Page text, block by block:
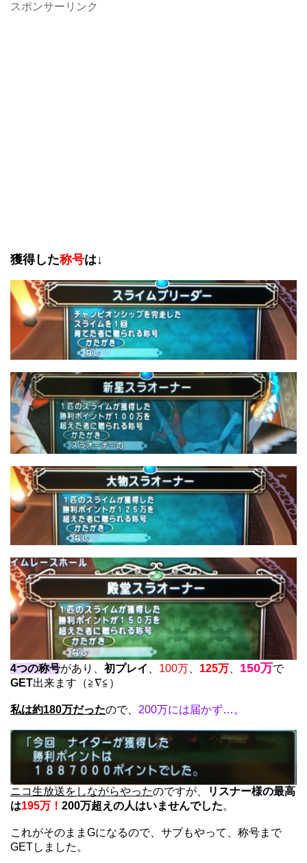
スポンサーリンク
獲得した称号は↓
4つの称号があり、 初プレイ 100万 125万 150万で
GET出来ます（≧∇≦）
私は約180万だったので、 200万には届かず…。
ニコ生放送をしながらやったのですが、
リスナー様の最高
は195万！ 200万超えの人はいませんでした。
これがそのままGになるので、サブもやって、称号まで
GETしました。